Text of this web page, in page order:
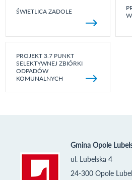
ŚWIETLICA ZADOLE
PROJEKT 3.7 PUNKT
SELEKTYWNEJ ZBIÓRKI
ODPADÓW
KOMUNALNYCH
Gmina Opole
ul. Lubelska 4
24-300 Opole